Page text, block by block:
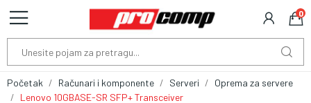
0
Početak Računari i komponente Serveri
Oprema za servere
Lenovo 10GBASE-SR SFP+ Transceiver